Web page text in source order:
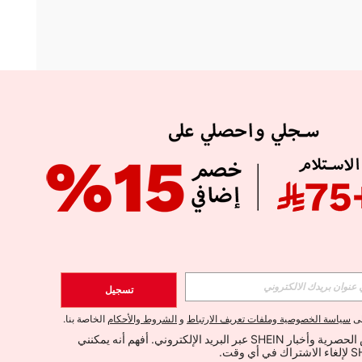
APP
الإشتراك
اشتراك
تسجيل
سياسة الخصوصية وملفات تعريف الارتباط و الشروط والأحكام الخاصة بنا.
أود تلقي العروض الحصرية وأخبار SHEIN عبر البريد الإلكتروني. أفهم أنه يمكنني